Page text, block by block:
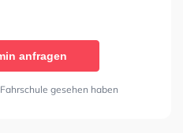
anfragen
gesehen haben